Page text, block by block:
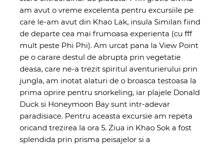
am avut o vreme excelenta pentru excursiile pe
care le-am avut din Khao Lak, insula Similan fiind
de departe cea mai frumoasa experienta (cu fff
mult peste Phi Phi). Am urcat pana la View Point
pe o carare destul de abrupta prin vegetatie
deasa, care ne-a trezit spiritul aventurierului prin
jungla, am inotat alaturi de o broasca testoasa la
prima oprire pentru snorkeling, iar plajele Donald
Duck si Honeymoon Bay sunt intr-adevar
paradisiace. Pentru aceasta excursie am repeta
oricand trezirea la ora 5. Ziua in Khao Sok a fost
splendida prin prisma peisajelor si a